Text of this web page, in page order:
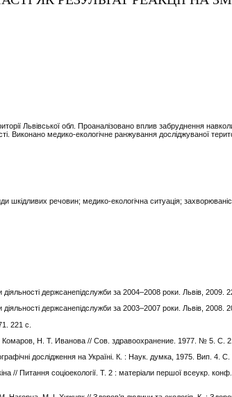
Львівської обл. Проаналізовано вплив забруднення
Виконано медико-екологічне ранжування досліджуваної
шкідливих речовин; медико-екологічна ситуація;
діяльності держсанепідслужби за 2004–2008 роки. Львів, 2009.
діяльності держсанепідслужби за 2003–2007 роки. Львів, 2008.
221 с.
Н. Т. Иванова // Сов. здравоохранение. 1977. № 5. С.
дослідження на Україні. К. : Наук. думка, 1975. Вип. 4. С.
// Питання соціоекології. Т. 2 : матеріали першої всеукр.